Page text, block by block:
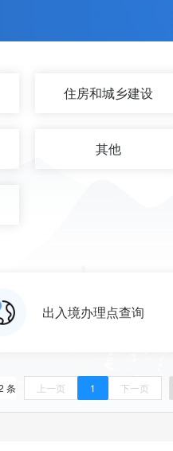
住房和城乡建设
其他
出入境办理点查询
条 上一页 1 下一页